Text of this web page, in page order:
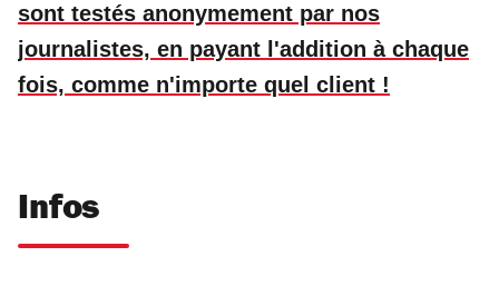
sont testés anonymement par nos
journalistes, en payant l'addition à chaque
fois, comme n'importe quel client !
Infos